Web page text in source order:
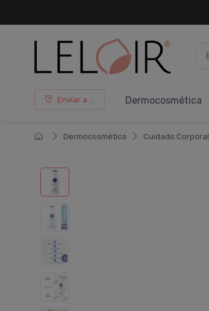
Enviar a ... Dermocosmética
Dermocosmética Cuidado Corporal